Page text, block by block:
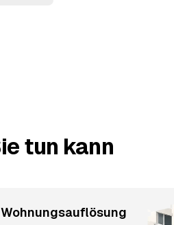
tun kann
Wohnungsauflösung